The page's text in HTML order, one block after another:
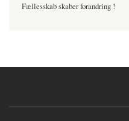
Fællesskab skaber forandring !